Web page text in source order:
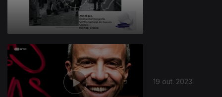
19 out. 2023